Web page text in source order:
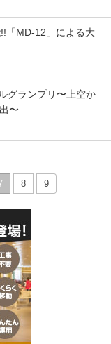
「MD-12」による大
グランプリ〜上空か
〜
8 9